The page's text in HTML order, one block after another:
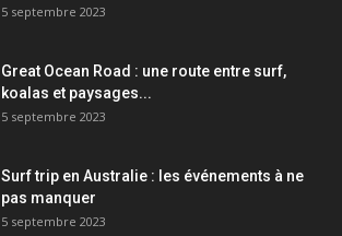
5 septembre 2023
Great Ocean Road : une route entre surf,
koalas et paysages...
5 septembre 2023
Surf trip en Australie : les événements à ne
pas manquer
5 septembre 2023